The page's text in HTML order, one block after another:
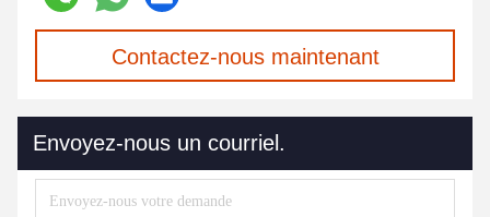
Contactez-nous maintenant
Envoyez-nous un courriel.